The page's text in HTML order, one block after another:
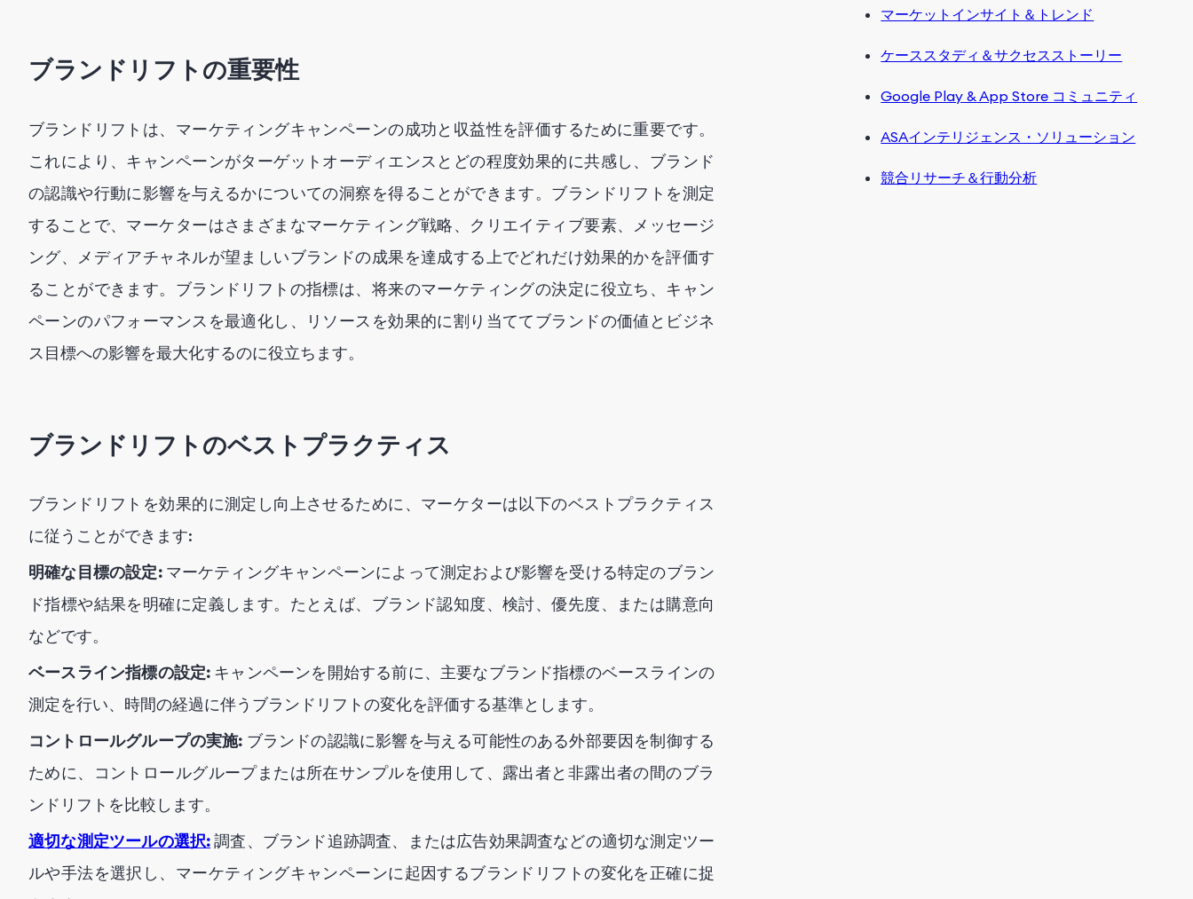
ブランドリフトの重要性
ブランドリフトは、マーケティングキャンペーンの成功と収益性を評価するために重要です。
これにより、キャンペーンがターゲットオーディエンスとどの程度効果的に共感し、ブランド
の認識や行動に影響を与えるかについての洞察を得ることができます。ブランドリフトを測定
することで、マーケターはさまざまなマーケティング戦略、クリエイティブ要素、メッセージ
ング、メディアチャネルが望ましいブランドの成果を達成する上でどれだけ効果的かを評価す
ることができます。ブランドリフトの指標は、将来のマーケティングの決定に役立ち、キャン
ペーンのパフォーマンスを最適化し、リソースを効果的に割り当ててブランドの価値とビジネ
ス目標への影響を最大化するのに役立ちます。
ブランドリフトのベストプラクティス
ブランドリフトを効果的に測定し向上させるために、マーケターは以下のベストプラクティス
に従うことができます:
明確な目標の設定:マーケティングキャンペーンによって測定および影響を受ける特定のブラン
ド指標や結果を明確に定義します。たとえば、ブランド認知度、検討、優先度、または購意向
などです。
ベースライン指標の設定: キャンペーンを開始する前に、主要なブランド指標のベースラインの
測定を行い、時間の経過に伴うブランドリフトの変化を評価する基準とします。
コントロールグループの実施: ブランドの認識に影響を与える可能性のある外部要因を制御する
ために、コントロールグループまたは所在サンプルを使用して、露出者と非露出者の間のブラ
ンドリフトを比較します。
適切な測定ツールの選択:調査、ブランド追跡調査、または広告効果調査などの適切な測定ツー
ルや手法を選択し、マーケティングキャンペーンに起因するブランドリフトの変化を正確に捉
マーケットインサイト＆トレンド
ケーススタディ＆サクセスストーリー
Google Play & App Store コミュニティ
ASAインテリジェンス・ソリューション
競合リサーチ＆行動分析